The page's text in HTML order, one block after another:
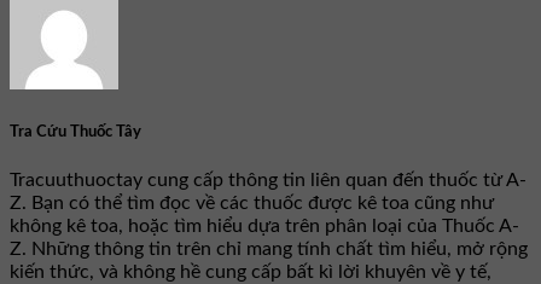
Tra Cứu Thuốc Tây
Tracuuthuoctay cung cấp thông tin liên quan đến thuốc từ A-
Z. Bạn có thể tìm đọc về các thuốc được kê toa cũng như
không kê toa, hoặc tìm hiểu dựa trên phân loại của Thuốc A-
Z. Những thông tin trên chỉ mang tính chất tìm hiểu, mở rộng
kiến thức, và không hề cung cấp bất kì lời khuyên về y tế,